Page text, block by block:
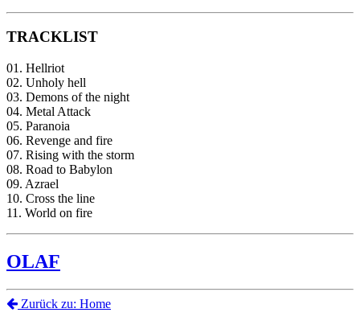
TRACKLIST
01. Hellriot
02. Unholy hell
03. Demons of the night
04. Metal Attack
05. Paranoia
06. Revenge and fire
07. Rising with the storm
08. Road to Babylon
09. Azrael
10. Cross the line
11. World on fire
OLAF
Zurück zu: Home